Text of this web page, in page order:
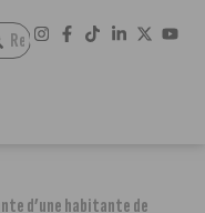
d’une habitante de